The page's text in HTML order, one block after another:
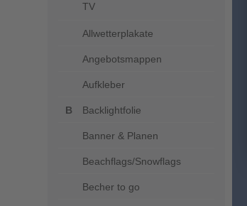
TV
Allwetterplakate
Angebotsmappen
Aufkleber
Backlightfolie
Banner & Planen
Beachflags/Snowflags
Becher to go